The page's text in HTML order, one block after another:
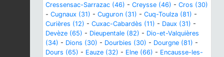
Cressensac-Sarrazac (46) - Creysse (46) - Cros (30)
- Cugnaux (31) - Cuguron (31) - Cuq-Toulza (81) -
Curières (12) - Cuxac-Cabardès (11) - Daux (31) -
Devèze (65) - Dieupentale (82) - Dio-et-Valquières
(34) - Dions (30) - Dourbies (30) - Dourgne (81) -
Dours (65) - Eauze (32) - Elne (66) - Encausse-les-